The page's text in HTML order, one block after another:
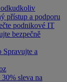
přístup a podporu
podnikové IT
bezpečně
Spravujte a
30% sleva na